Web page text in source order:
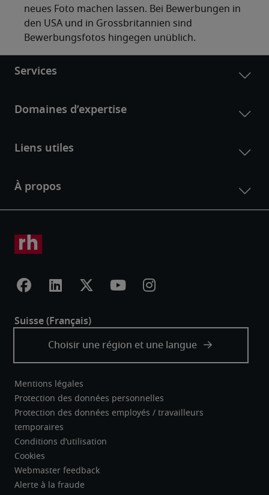
neues Foto machen lassen. Bei Bewerbungen in
den USA und in Grossbritannien sind
Bewerbungsfotos hingegen unüblich.
Mentions légales
Protection des données personnelles
Protection des données employés / travailleurs
temporaires
Conditions d’utilisation
Cookies
Webmaster feedback
Alerte à la fraude